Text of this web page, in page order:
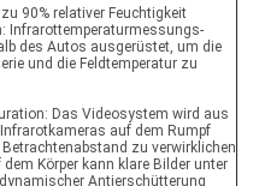
90% relativer Feuchtigkeit
Infrarottemperaturmessungs-
des Autos ausgerüstet, um die
und die Feldtemperatur zu
Das Videosystem wird aus
auf dem Rumpf
zu verwirklichen
Körper kann klare Bilder unter
Antierschütterung